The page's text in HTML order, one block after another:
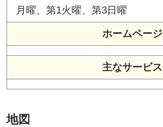
月曜、第1火曜、第3日曜
ホームページ
主なサービス
地図